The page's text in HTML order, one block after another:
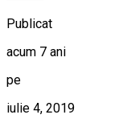
Publicat
acum 7 ani
pe
iulie 4, 2019